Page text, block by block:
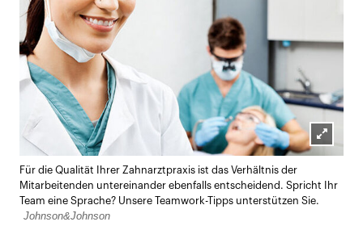
Lightbox
Für die Qualität Ihrer Zahnarztpraxis ist das Verhältnis der
Mitarbeitenden untereinander ebenfalls entscheidend. Spricht Ihr
Team eine Sprache? Unsere Teamwork-Tipps unterstützen Sie.
Johnson&Johnson